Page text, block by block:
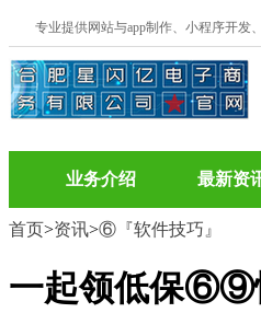
专业提供网站与app制作、小程序开发
业务介绍 最新资
首页>资讯>⑥『软件技巧』
一起领低保⑥⑨